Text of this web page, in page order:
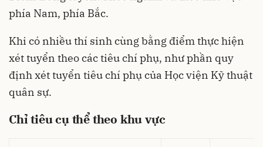
phía Nam, phía Bắc.
Khi có nhiều thí sinh cùng bằng điểm thực hiện
xét tuyển theo các tiêu chí phụ, như phần quy
định xét tuyển tiêu chí phụ của Học viện Kỹ thuật
quân sự.
Chỉ tiêu cụ thể theo khu vực